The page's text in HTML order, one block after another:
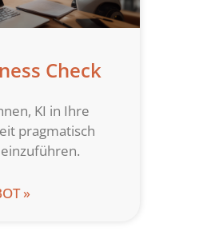
Check
KI in Ihre
pragmatisch
»